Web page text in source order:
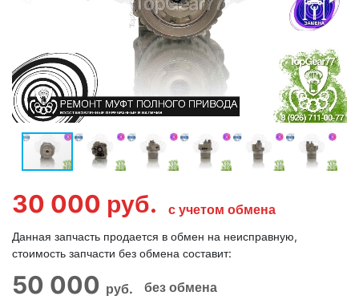
30 000 руб. с учетом обмена
Данная запчасть продается в обмен на неисправную,
стоимость запчасти без обмена составит:
50 000 руб. без обмена